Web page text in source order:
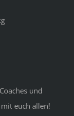
und
euch allen!